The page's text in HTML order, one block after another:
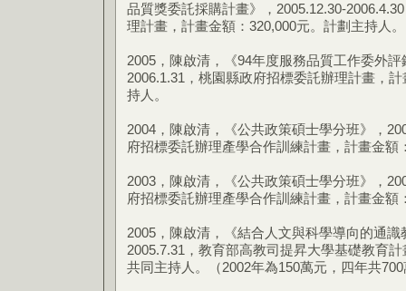
品質獎委託採購計畫》，2005.12.30-
理計畫，計畫金額：320,000元。計劃主持人。
2005，陳啟清，《94年度服務品質工作委外
2006.1.31，桃園縣政府招標委託辦理計畫，
持人。
2004，陳啟清，《公共政策碩士學分班》，
府招標委託辦理產學合作訓練計畫，計畫金額
2003，陳啟清，《公共政策碩士學分班》，
府招標委託辦理產學合作訓練計畫，計畫金額
2005，陳啟清，《結合人文與科學導向的通識
2005.7.31，教育部高教司提昇大學基礎教育
共同主持人。（2002年為150萬元，四年共